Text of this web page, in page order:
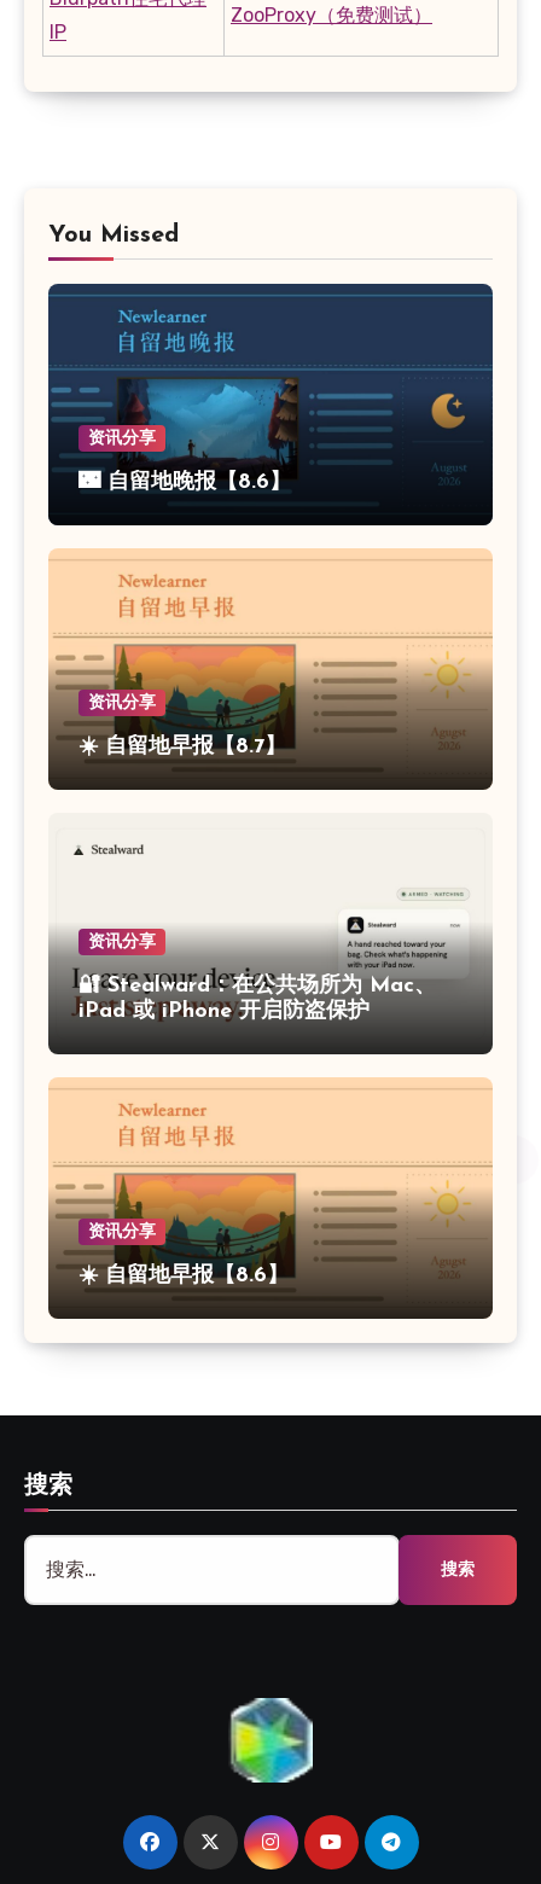
IP
ZooProxy（免费测试）
You Missed
资讯分享
🌃 自留地晚报【8.6】
资讯分享
☀️ 自留地早报【8.7】
资讯分享
🔐 Stealward：在公共场所为 Mac、
iPad 或 iPhone 开启防盗保护
资讯分享
☀️ 自留地早报【8.6】
搜索
搜
索：